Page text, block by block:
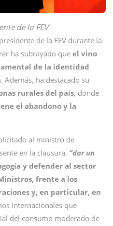
de la FEV
de la FEV durante la
ha subrayado que el vino
de la identidad
. Además, ha destacado su
rurales del país, donde
el abandono y la
al ministro de
en la clausura, “dar un
y defender al sector
frente a los
y, en particular, en
internacionales que
del consumo moderado de